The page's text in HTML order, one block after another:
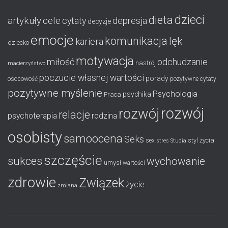
artykułycele cytaty decyzje depresja dietadzieci
dziecko emocje kariera komunikacja lęk
macierzyństwo miłośćmotywacja nastrój odchudzanie
osobowość poczucie własnej wartości porady pozytywne cytaty
pozytywne myślenie Praca psychika Psychologia
psychoterapia relacje rodzina rozwój rozwój
osobistysamoocena Seks sex stres Studia styl życia
sukcesszczęście umysł wartości wychowanie
zdrowie zmiana Związekżycie